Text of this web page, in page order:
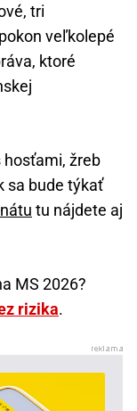
tri
veľkolepé
ktoré
hosťami, žreb
sa bude týkať
tu nájdete aj
MS 2026?
rizika.